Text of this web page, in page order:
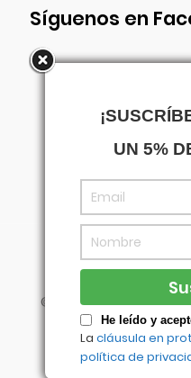
Síguenos en
© Centrowagen-
UN 5%
He leído y
La cláusula en
política de